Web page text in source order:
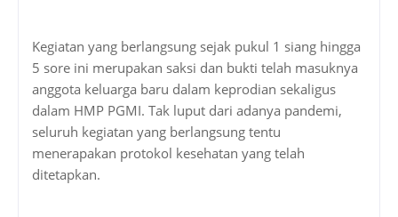
Kegiatan yang berlangsung sejak pukul 1 siang hingga
5 sore ini merupakan saksi dan bukti telah masuknya
anggota keluarga baru dalam keprodian sekaligus
dalam HMP PGMI. Tak luput dari adanya pandemi,
seluruh kegiatan yang berlangsung tentu
menerapakan protokol kesehatan yang telah
ditetapkan.